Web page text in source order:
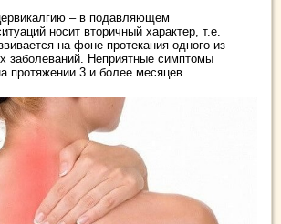
– в подавляющем
носит вторичный характер, т.е.
на фоне протекания одного из
заболеваний. Неприятные симптомы
протяжении 3 и более месяцев.